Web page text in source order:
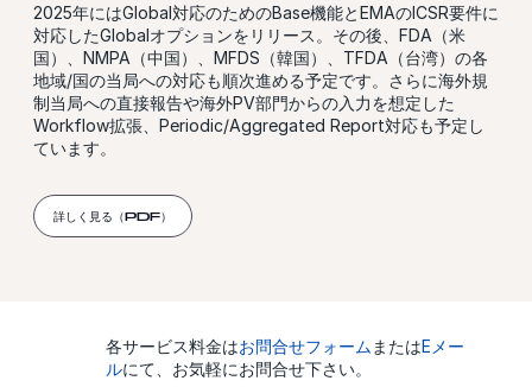
2025年にはGlobal対応のためのBase機能とEMAのICSR要件に
対応したGlobalオプションをリリース。その後、FDA（米
国）、NMPA（中国）、MFDS（韓国）、TFDA（台湾）の各
地域/国の当局への対応も順次進める予定です。さらに海外規
制当局への直接報告や海外PV部門からの入力を想定した
Workflow拡張、Periodic/Aggregated Report対応も予定し
ています。
詳しく見る（PDF）
各サービス料金はお問合せフォーム またはEメー
ルにて、お気軽にお問合せ下さい。